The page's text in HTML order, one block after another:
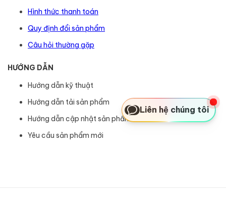
Hình thức thanh toán
Quy định đổi sản phẩm
Câu hỏi thường gặp
HƯỚNG DẪN
Hướng dẫn kỹ thuật
Hướng dẫn tải sản phẩm
Hướng dẫn cập nhật sản phẩm
Yêu cầu sản phẩm mới
Liên hệ chúng tôi